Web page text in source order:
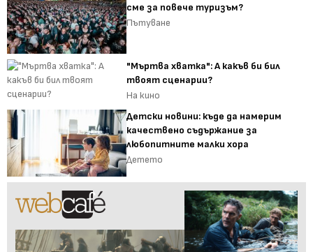
сме за повече туризъм?
Пътуване
"Мъртва хватка": А какъв би бил
твоят сценарии?
На кино
Детски новини: къде да намерим
качествено съдържание за
любопитните малки хора
Детето